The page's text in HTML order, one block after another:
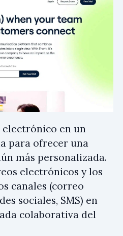
en un
para ofrecer una
más personalizada.
electrónicos y los
canales (correo
sociales, SMS) en
colaborativa del